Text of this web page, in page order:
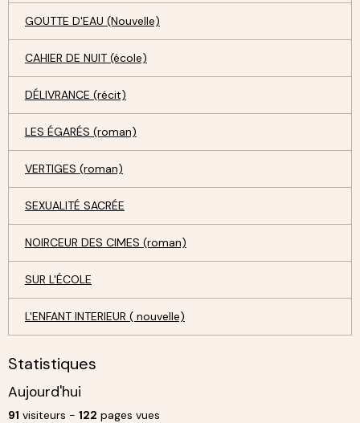
GOUTTE D'EAU (Nouvelle)
CAHIER DE NUIT (école)
DÉLIVRANCE (récit)
LES ÉGARÉS (roman)
VERTIGES (roman)
SEXUALITÉ SACRÉE
NOIRCEUR DES CIMES (roman)
SUR L'ÉCOLE
L'ENFANT INTERIEUR ( nouvelle)
Statistiques
Aujourd'hui
91 visiteurs - 122 pages vues